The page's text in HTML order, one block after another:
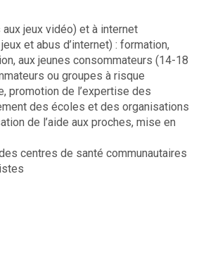
jeux vidéo) et à internet
et abus d’internet) : formation,
aux jeunes consommateurs (14-18
ou groupes à risque
promotion de l’expertise des
des écoles et des organisations
de l’aide aux proches, mise en
centres de santé communautaires